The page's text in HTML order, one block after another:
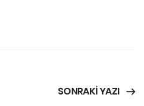
SONRAKI YAZI